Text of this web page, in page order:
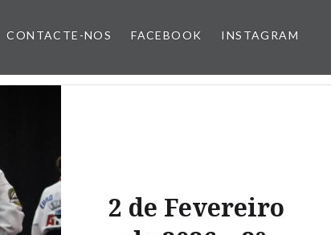
CONTACTE-NOS FACEBOOK INSTAGRAM
2 de Fevereiro